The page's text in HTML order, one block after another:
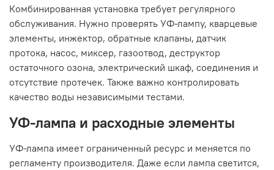
Комбинированная установка требует регулярного
обслуживания. Нужно проверять УФ-лампу, кварцевые
элементы, инжектор, обратные клапаны, датчик
протока, насос, миксер, газоотвод, деструктор
остаточного озона, электрический шкаф, соединения и
отсутствие протечек. Также важно контролировать
качество воды независимыми тестами.
УФ-лампа и расходные элементы
УФ-лампа имеет ограниченный ресурс и меняется по
регламенту производителя. Даже если лампа светится,